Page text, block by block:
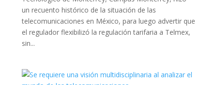
un recuento histórico de la situación de las
telecomunicaciones en México, para luego advertir que
el regulador flexibilizó la regulación tarifaria a Telmex,
sin...